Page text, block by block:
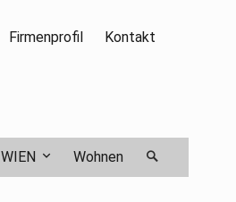
Firmenprofil Kontakt
WIEN Wohnen